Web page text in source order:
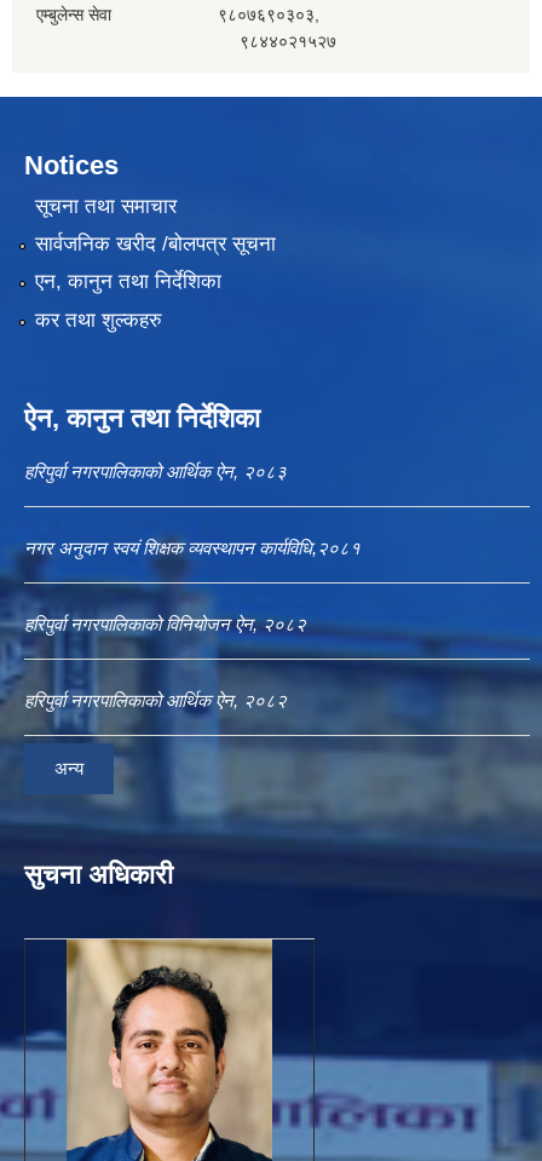
एम्बुलेन्स सेवा ९८०७६९०३०३,
९८४४०२१५२७
Notices
सूचना तथा समाचार
सार्वजनिक खरीद /बोलपत्र सूचना
एन, कानुन तथा निर्देशिका
कर तथा शुल्कहरु
ऐन, कानुन तथा निर्देशिका
हरिपुर्वा नगरपालिकाको आर्थिक ऐन, २०८३
नगर अनुदान स्वयं शिक्षक व्यवस्थापन कार्यविधि,२०८१
हरिपुर्वा नगरपालिकाको विनियोजन ऐन, २०८२
हरिपुर्वा नगरपालिकाको आर्थिक ऐन, २०८२
अन्य
सुचना अधिकारी